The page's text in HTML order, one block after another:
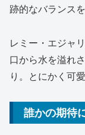
跡的なバランス
レミー・エジャ
口から水を溢れ
り。とにかく可愛
誰かの期待